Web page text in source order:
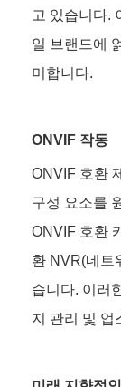
고 있습니다.
일 브랜드에
미합니다.
ONVIF 작동
ONVIF 호환
구성 요소를
ONVIF 호환
환 NVR(네트
습니다. 이러
지 관리 및 업